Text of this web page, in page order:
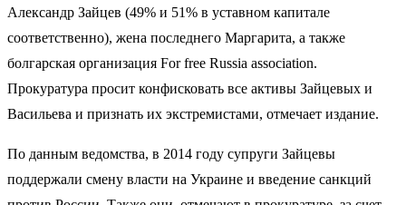
Александр Зайцев (49% и 51% в уставном капитале
соответственно), жена последнего Маргарита, а также
болгарская организация For free Russia association.
Прокуратура просит конфисковать все активы Зайцевых и
Васильева и признать их экстремистами, отмечает издание.
По данным ведомства, в 2014 году супруги Зайцевы
поддержали смену власти на Украине и введение санкций